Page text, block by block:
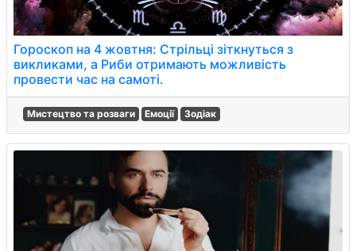
Гороскоп на 4 жовтня: Стрільці зіткнуться з
викликами, а Риби отримають можливість
провести час на самоті.
Мистецтво та розваги Емоції Зодіак